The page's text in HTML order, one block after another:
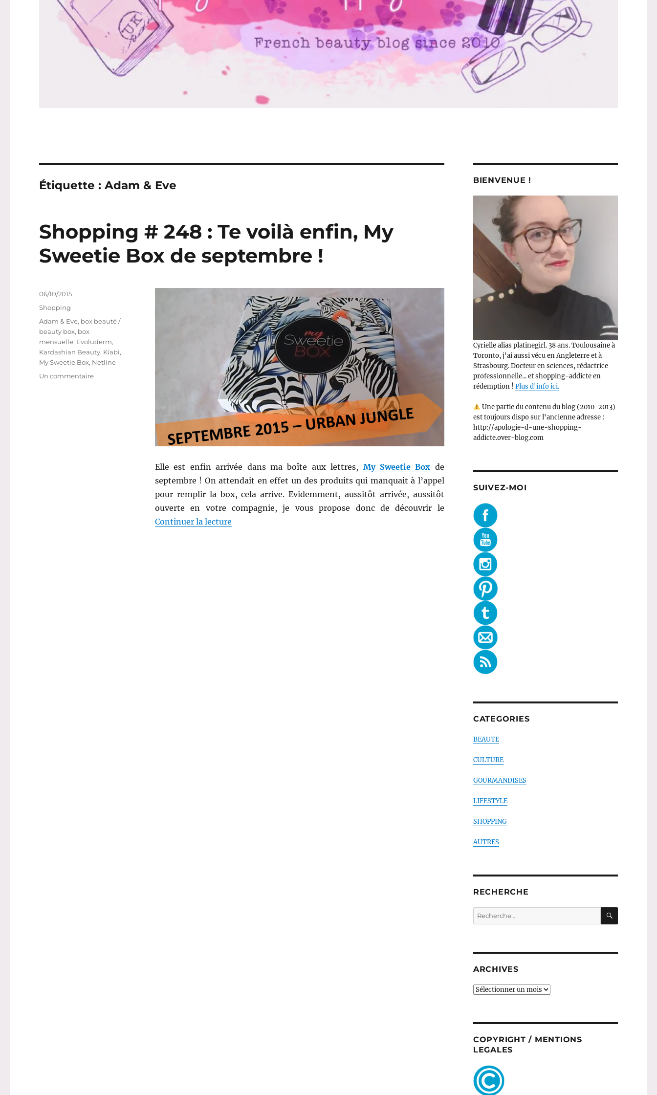
Étiquette :Adam & Eve
Shopping # 248 : Te voilà enfin, My
Sweetie Box de septembre !
Elle est enfin arrivée dans ma boîte aux lettres, My Sweetie Box de
septembre ! On attendait en effet un des produits qui manquait à l’appel
pour remplir la box, cela arrive. Evidemment, aussitôt arrivée, aussitôt
ouverte en votre compagnie, je vous propose donc de découvrir le
Continuer la lecturede « Shopping # 248 : Te voilà enfin, My Sweetie Box de septembre ! »
Publié
le
06/10/2015
Catégories
Shopping
Étiquettes
Adam & Eve, box beauté /
beauty box, box
mensuelle, Evoluderm,
Kardashian Beauty, Kiabi,
My Sweetie Box, Netline
Un commentairesur
BIENVENUE !
Cyrielle alias platinegirl. 38 ans. Toulousaine à
Toronto, j'ai aussi vécu en Angleterre et à
Strasbourg. Docteur en sciences, rédactrice
professionnelle... et shopping-addicte en
rédemption ! Plus d'info ici.
Une partie du contenu du blog (2010-2013)
est toujours dispo sur l'ancienne adresse :
http://apologie-d-une-shopping-
addicte.over-blog.com
SUIVEZ-MOI
CATEGORIES
BEAUTE
CULTURE
GOURMANDISES
LIFESTYLE
SHOPPING
AUTRES
RECHERCHE
Recherche
pour :
ARCHIVES
ARCHIVES
COPYRIGHT / MENTIONS
LEGALES